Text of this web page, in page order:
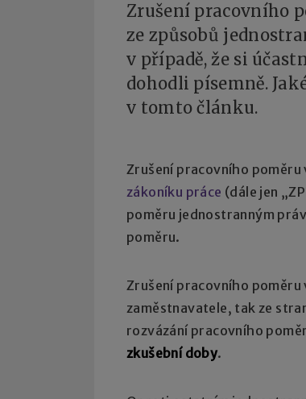
Zrušení pracovního
ze způsobů
v případě, že si
dohodli písemně.
v tomto článku.
Zrušení pracovního poměru
zákoníku práce (dále jen
poměru jednostranným
poměru.
Zrušení pracovního poměru
zaměstnavatele, tak ze
rozvázání pracovního
zkušební doby.